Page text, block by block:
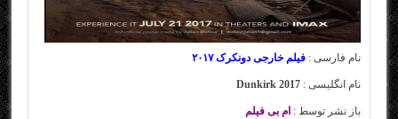
نام فارسی :فیلم خارجی دونکرک۲۰۱۷
نام انگلیسی :Dunkirk 2017
باز نشر توسط : ام بی فیلم